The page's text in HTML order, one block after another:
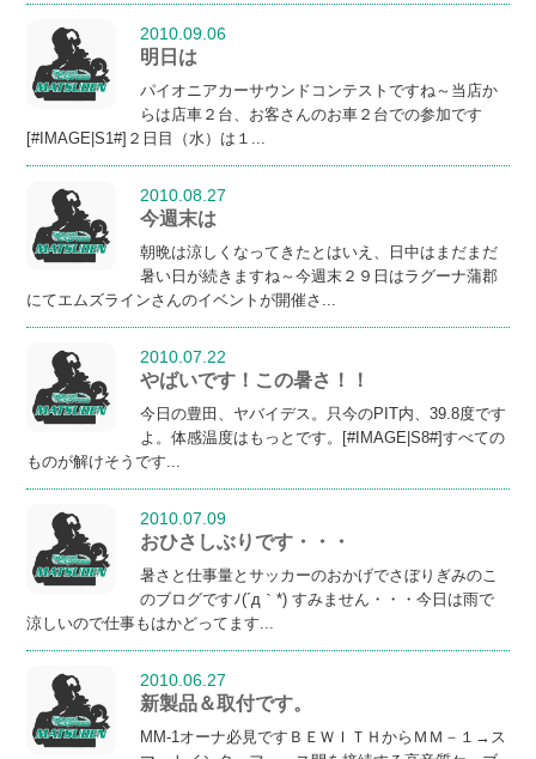
2010.09.06
明日は
パイオニアカーサウンドコンテストですね～当店か
らは店車２台、お客さんのお車２台での参加です
[#IMAGE|S1#]２日目（水）は１...
2010.08.27
今週末は
朝晩は涼しくなってきたとはいえ、日中はまだまだ
暑い日が続きますね～今週末２９日はラグーナ蒲郡
にてエムズラインさんのイベントが開催さ...
2010.07.22
やばいです！この暑さ！！
今日の豊田、ヤバイデス。只今のPIT内、39.8度です
よ。体感温度はもっとです。[#IMAGE|S8#]すべての
ものが解けそうです...
2010.07.09
おひさしぶりです・・・
暑さと仕事量とサッカーのおかげでさぼりぎみのこ
のブログですﾉ(´д｀*) すみません・・・今日は雨で
涼しいので仕事もはかどってます...
2010.06.27
新製品＆取付です。
MM-1オーナ必見ですＢＥＷＩＴＨからＭＭ－１→ス